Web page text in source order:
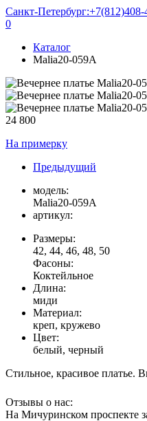
Санкт-Петербург:+7(812)408-
0
Каталог
Malia20-059A
24 800
На примерку
Предыдущий
модель:
Malia20-059A
артикул:
Размеры:
42, 44, 46, 48, 50
Фасоны:
Коктейльное
Длина:
миди
Материал:
креп, кружево
Цвет:
белый, черный
Стильное, красивое платье.
Отзывы о нас:
На Мичуринском проспекте